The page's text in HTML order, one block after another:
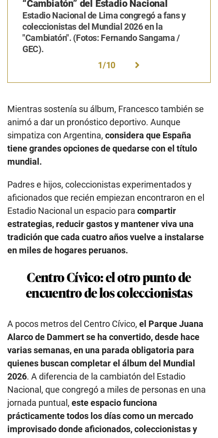
“Cambiatón” del Estadio Nacional
Estadio Nacional de Lima congregó a fans y
coleccionistas del Mundial 2026 en la
"Cambiatón". (Fotos: Fernando Sangama /
GEC).
1/10
Mientras sostenía su álbum, Francesco también se
animó a dar un pronóstico deportivo. Aunque
simpatiza con Argentina, considera que España
tiene grandes opciones de quedarse con el título
mundial.
Padres e hijos, coleccionistas experimentados y
aficionados que recién empiezan encontraron en el
Estadio Nacional un espacio para compartir
estrategias, reducir gastos y mantener viva una
tradición que cada cuatro años vuelve a instalarse
en miles de hogares peruanos.
Centro Cívico: el otro punto de
encuentro de los coleccionistas
A pocos metros del Centro Cívico, el Parque Juana
Alarco de Dammert se ha convertido, desde hace
varias semanas, en una parada obligatoria para
quienes buscan completar el álbum del Mundial
2026. A diferencia de la cambiatón del Estadio
Nacional, que congregó a miles de personas en una
jornada puntual, este espacio funciona
prácticamente todos los días como un mercado
improvisado donde aficionados, coleccionistas y